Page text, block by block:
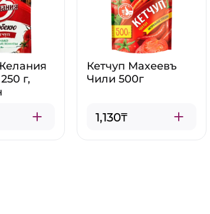
г,
Кетчуп Махеевъ
Чили 500г
1,130₸